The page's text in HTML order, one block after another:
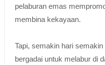
pelaburan emas
membina kekayaan.
Tapi, semakin hari
bergadai untuk melabur di